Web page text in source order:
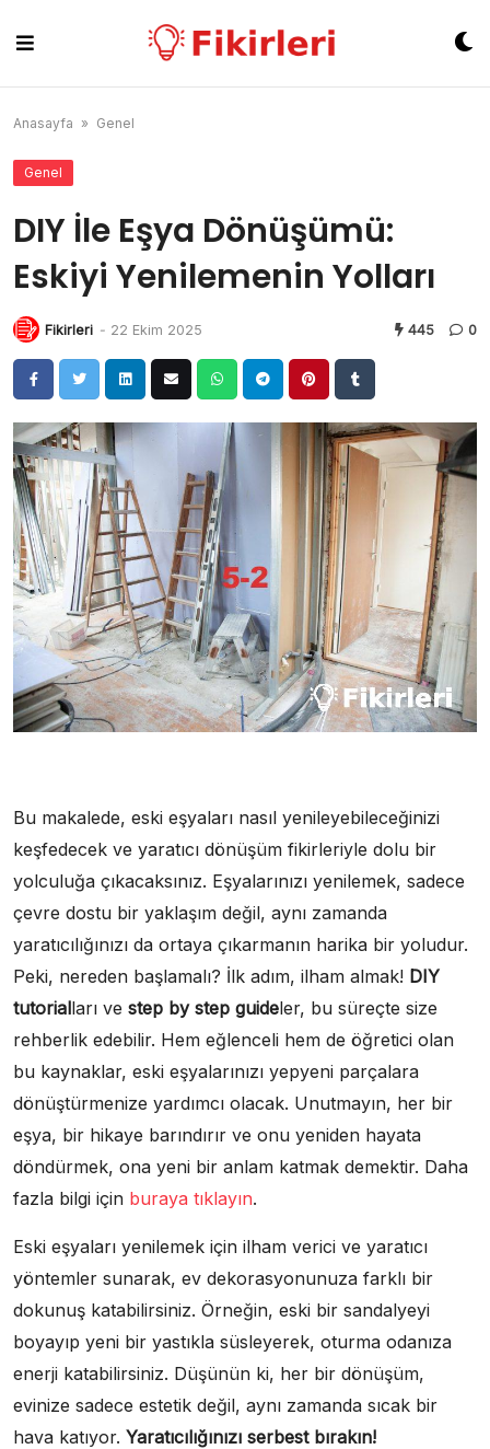
content
Anasayfa » Genel
Genel
DIY İle Eşya Dönüşümü:
Eskiyi Yenilemenin Yolları
Fikirleri - 22 Ekim 2025 445 0
Bu makalede, eski eşyaları nasıl yenileyebileceğinizi
keşfedecek ve yaratıcı dönüşüm fikirleriyle dolu bir
yolculuğa çıkacaksınız. Eşyalarınızı yenilemek, sadece
çevre dostu bir yaklaşım değil, aynı zamanda
yaratıcılığınızı da ortaya çıkarmanın harika bir yoludur.
Peki, nereden başlamalı? İlk adım, ilham almak! DIY
tutorialları ve step by step guideler, bu süreçte size
rehberlik edebilir. Hem eğlenceli hem de öğretici olan
bu kaynaklar, eski eşyalarınızı yepyeni parçalara
dönüştürmenize yardımcı olacak. Unutmayın, her bir
eşya, bir hikaye barındırır ve onu yeniden hayata
döndürmek, ona yeni bir anlam katmak demektir. Daha
fazla bilgi için buraya tıklayın.
Eski eşyaları yenilemek için ilham verici ve yaratıcı
yöntemler sunarak, ev dekorasyonunuza farklı bir
dokunuş katabilirsiniz. Örneğin, eski bir sandalyeyi
boyayıp yeni bir yastıkla süsleyerek, oturma odanıza
enerji katabilirsiniz. Düşünün ki, her bir dönüşüm,
evinize sadece estetik değil, aynı zamanda sıcak bir
hava katıyor. Yaratıcılığınızı serbest bırakın!